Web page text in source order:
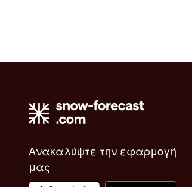
Ανακαλύψτε την εφαρμογή
μας